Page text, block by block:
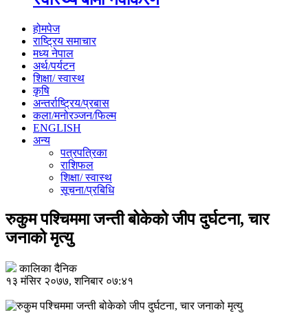
होमपेज
राष्ट्रिय समाचार
मध्य नेपाल
अर्थ/पर्यटन
शिक्षा/ स्वास्थ
कृषि
अन्तर्राष्ट्रिय/प्रबास
कला/मनोरञ्जन/फिल्म
ENGLISH
अन्य
पत्रपत्रिका
राशिफल
शिक्षा/ स्वास्थ
सूचना/प्रबिधि
रुकुम पश्चिममा जन्ती बोकेको जीप दुर्घटना, चार
जनाको मृत्यु
कालिका दैनिक
१३ मंसिर २०७७, शनिबार ०७:४१